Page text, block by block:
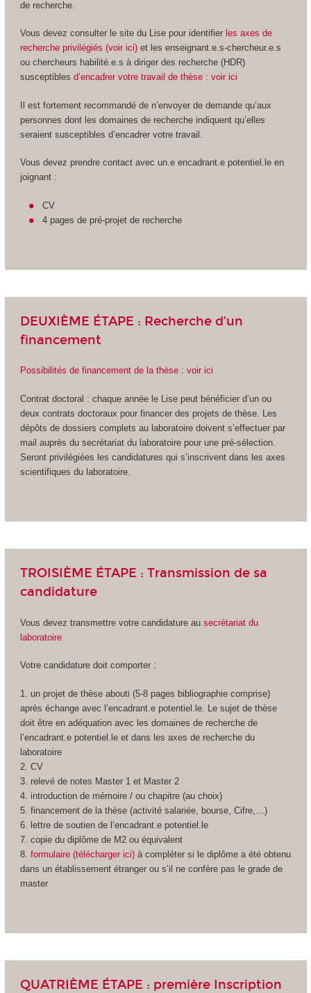
de recherche.
Vous devez consulter le site du Lise pour identifier les axes de
recherche privilégiés (voir ici)et les enseignant.e.s-chercheur.e.s
ou chercheurs habilité.e.s à diriger des recherche (HDR)
susceptibles d’encadrer votre travail de thèse : voir ici
Il est fortement recommandé de n’envoyer de demande qu’aux
personnes dont les domaines de recherche indiquent qu’elles
seraient susceptibles d’encadrer votre travail.
Vous devez prendre contact avec un.e encadrant.e potentiel.le en
joignant :
CV
4 pages de pré-projet de recherche
DEUXIÈME ÉTAPE : Recherche d’un
financement
Possibilités de financement de la thèse : voir ici
Contrat doctoral : chaque année le Lise peut bénéficier d’un ou
deux contrats doctoraux pour financer des projets de thèse. Les
dépôts de dossiers complets au laboratoire doivent s’effectuer par
mail auprès du secrétariat du laboratoire pour une pré-sélection.
Seront privilégiées les candidatures qui s’inscrivent dans les axes
scientifiques du laboratoire.
TROISIÈME ÉTAPE : Transmission de sa
candidature
Vous devez transmettre votre candidature au secrétariat du
laboratoire
Votre candidature doit comporter :
1. un projet de thèse abouti (5-8 pages bibliographie comprise)
après échange avec l’encadrant.e potentiel.le. Le sujet de thèse
doit être en adéquation avec les domaines de recherche de
l’encadrant.e potentiel.le et dans les axes de recherche du
laboratoire
2. CV
3. relevé de notes Master 1 et Master 2
4. introduction de mémoire / ou chapitre (au choix)
5. financement de la thèse (activité salariée, bourse, Cifre,…)
6. lettre de soutien de l’encadrant.e potentiel.le
7. copie du diplôme de M2 ou équivalent
8. formulaire (télécharger ici) à compléter si le diplôme a été obtenu
dans un établissement étranger ou s’il ne confère pas le grade de
master
QUATRIÈME ÉTAPE : première Inscription